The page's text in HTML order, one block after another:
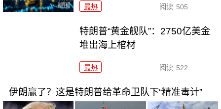
最热 阅读 505
特朗普“黄金舰队”：2750亿美金
堆出海上棺材
最热 阅读 522
伊朗赢了？这是特朗普给革命卫队下“精准毒计”